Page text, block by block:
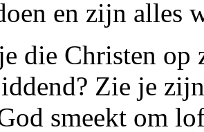
en zijn alles
die Christen op
Zie je
smeekt om